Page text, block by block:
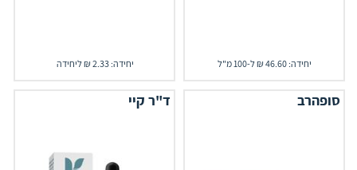
יחידה: 46.60 ₪ ל-100 מ"ל יחידה: 2.33 ₪ ליחידה
סופהרב ד"ר קיי